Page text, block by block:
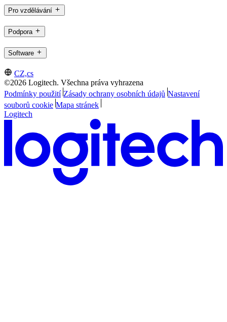
Pro vzdělávání
Podpora
Software
CZ,cs
©2026 Logitech. Všechna práva vyhrazena
Podmínky použití Zásady ochrany osobních údajů Nastavení
souborů cookie Mapa stránek
Logitech